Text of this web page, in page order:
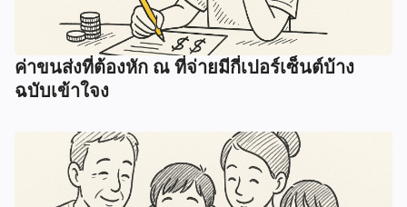
ค่าขนส่งที่ต้องหัก ณ ที่จ่ายมีกี่เปอร์เซ็นต์บ้าง
ฉบับเข้าใจง